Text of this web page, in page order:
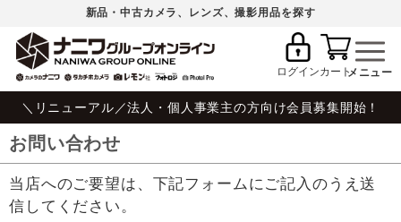
新品・中古カメラ、レンズ、撮影用品を探す
ログインカート
＼リニューアル／法人・個人事業主の方向け会員募集開始！
お問い合わせ
当店へのご要望は、下記フォームにご記入のうえ送
信してください。